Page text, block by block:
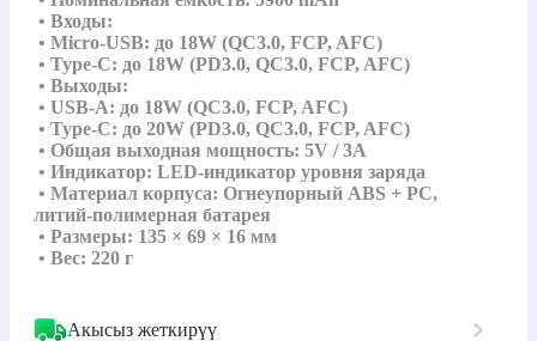
литий-полимерная батарея
• Вес: 220 г
Акысыз жеткирүү